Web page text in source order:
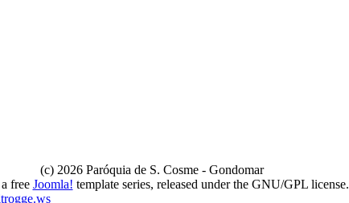
(c) 2026 Paróquia de S. Cosme - Gondomar
free Joomla! template series, released under the GNU/GPL license.